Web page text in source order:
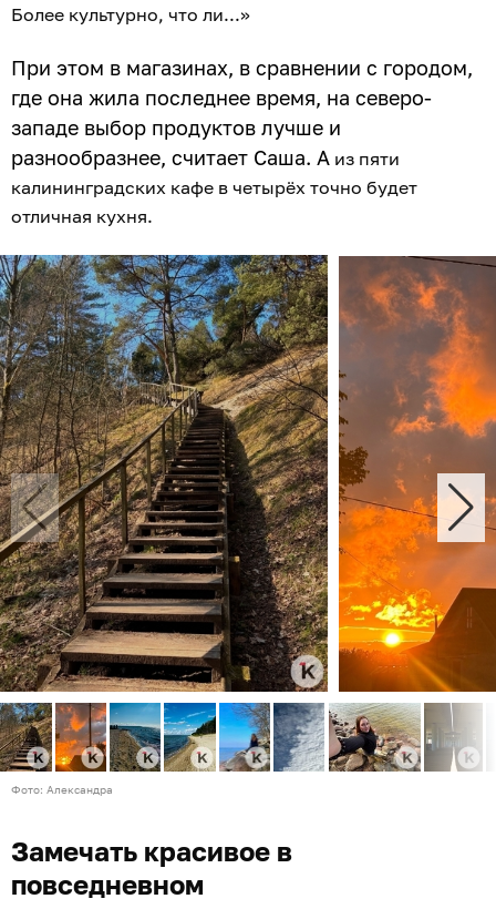
Более культурно, что ли...»
При этом в магазинах, в сравнении с городом,
где она жила последнее время, на северо-
западе выбор продуктов лучше и
разнообразнее, считает Саша. А из пяти
калининградских кафе в четырёх точно будет
отличная кухня.
Фото: Александра
Замечать красивое в
повседневном